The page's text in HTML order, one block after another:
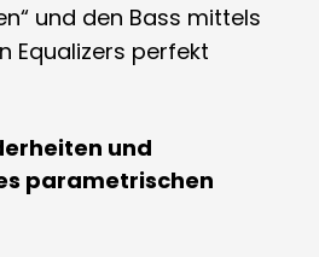
und den Bass mittels
Equalizers perfekt
und
parametrischen